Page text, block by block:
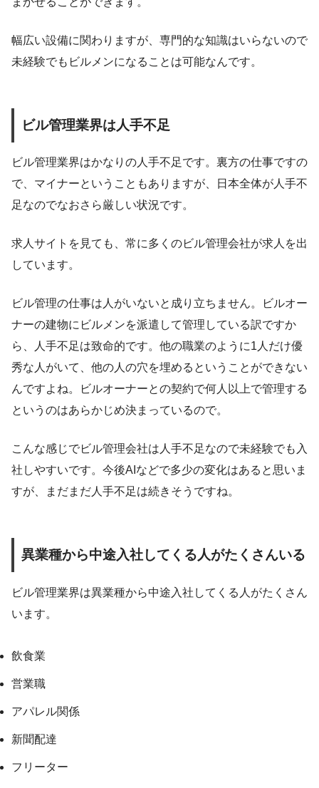
幅広い設備に関わりますが、専門的な知識はいらないので
未経験でもビルメンになることは可能なんです。
ビル管理業界は人手不足
ビル管理業界はかなりの人手不足です。裏方の仕事ですの
で、マイナーということもありますが、日本全体が人手不
足なのでなおさら厳しい状況です。
求人サイトを見ても、常に多くのビル管理会社が求人を出
しています。
ビル管理の仕事は人がいないと成り立ちません。ビルオー
ナーの建物にビルメンを派遣して管理している訳ですか
ら、人手不足は致命的です。他の職業のように1人だけ優
秀な人がいて、他の人の穴を埋めるということができない
んですよね。ビルオーナーとの契約で何人以上で管理する
というのはあらかじめ決まっているので。
こんな感じでビル管理会社は人手不足なので未経験でも入
社しやすいです。今後AIなどで多少の変化はあると思いま
すが、まだまだ人手不足は続きそうですね。
異業種から中途入社してくる人がたくさんいる
ビル管理業界は異業種から中途入社してくる人がたくさん
います。
飲食業
営業職
アパレル関係
新聞配達
フリーター